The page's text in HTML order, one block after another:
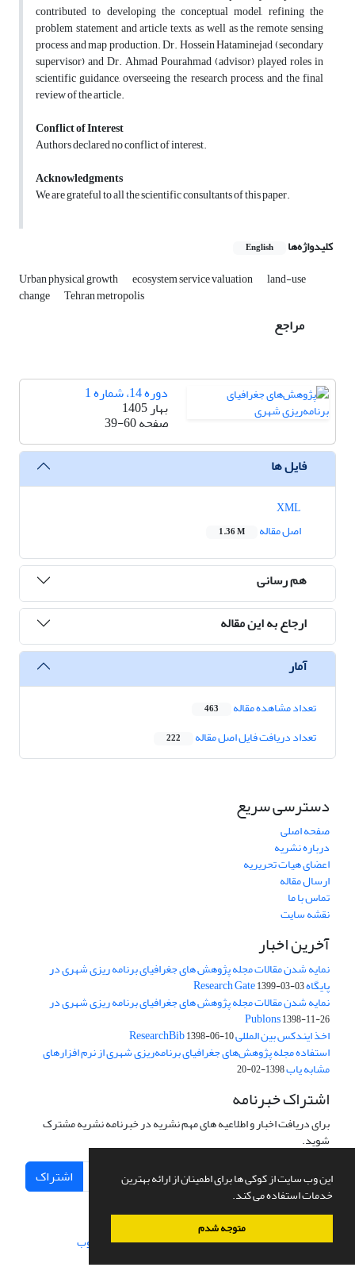
این وب سایت از کوکی ها برای اطمینان از ارائه بهترین
خدمات استفاده می کند.
متوجه شدم
contributed to developing the conceptual model, refining the
problem statement and article texts, as well as the remote sensing
process and map production. Dr. Hossein Hataminejad (secondary
supervisor) and Dr. Ahmad Pourahmad (advisor) played roles in
scientific guidance, overseeing the research process, and the final
review of the article.
Conflict of Interest
Authors declared no conflict of interest.
Acknowledgments
We are grateful to all the scientific consultants of this paper.
کلیدواژه‌ها English
Urban physical growth ecosystem service valuation land-use
change Tehran metropolis
مراجع
دوره 14، شماره 1
بهار 1405
صفحه39-60
فایل ها
اصل مقاله
1.36 M
هم رسانی
ارجاع به این مقاله
آمار
تعداد مشاهده مقاله 463
تعداد دریافت فایل اصل مقاله 222
دسترسی سریع
صفحه اصلی
درباره نشریه
اعضای هیات تحریریه
ارسال مقاله
تماس با ما
نقشه سایت
آخرین اخبار
نمایه شدن مقالات مجله پژوهش های جغرافیای برنامه ریزی شهری در
پایگاه Research Gate1399-03-03
نمایه شدن مقالات مجله پژوهش های جغرافیای برنامه ریزی شهری در
Publons1398-11-26
اخذ ایندکس بین المللی ResearchBib1398-06-10
استفاده مجله پژوهش‌های جغرافیای برنامه‌ریزی شهری از نرم افزارهای
مشابه یاب1398-02-20
اشتراک خبرنامه
برای دریافت اخبار و اطلاعیه های مهم نشریه در خبرنامه نشریه مشترک
شوید.
اشتراک
سامانه مدیریت نشریات علمی.طراحی و پیاده سازی از سیناوب